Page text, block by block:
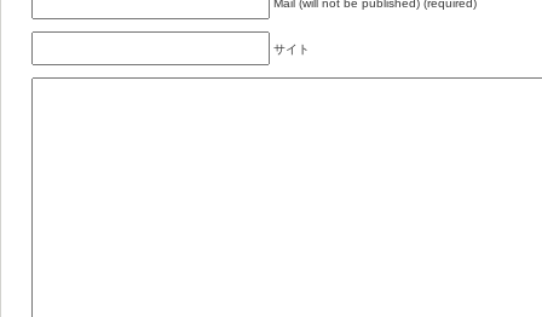
Mail (will not be published) (required)
サイト